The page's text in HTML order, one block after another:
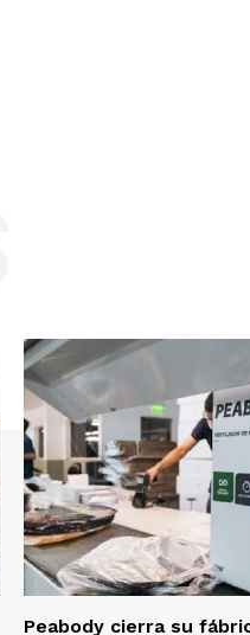
Peabody cierra su